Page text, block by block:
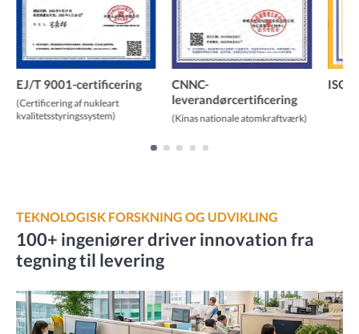
EJ/T 9001-certificering
(Certificering af nukleart
kvalitetsstyringssystem)
CNNC-
leverandørcertificering
(Kinas nationale atomkraftværk)
ISO
TEKNOLOGISK FORSKNING OG UDVIKLING
100+ ingeniører driver innovation fra
tegning til levering